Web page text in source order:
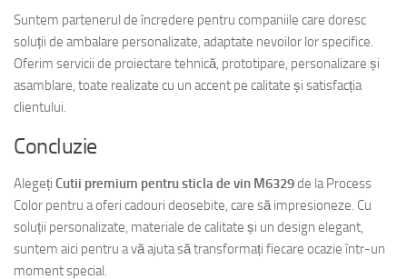
Suntem partenerul de încredere pentru companiile care doresc
soluții de ambalare personalizate, adaptate nevoilor lor specifice.
Oferim servicii de proiectare tehnică, prototipare, personalizare și
asamblare, toate realizate cu un accent pe calitate și satisfacția
clientului.
Concluzie
Alegeți Cutii premium pentru sticla de vin M6329de la Process
Color pentru a oferi cadouri deosebite, care să impresioneze. Cu
soluții personalizate, materiale de calitate și un design elegant,
suntem aici pentru a vă ajuta să transformați fiecare ocazie într-un
moment special.